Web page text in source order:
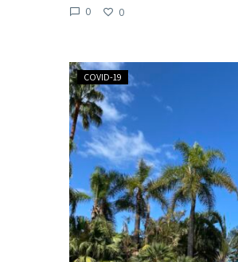
0 0
COVID-19